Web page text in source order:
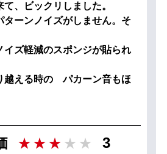
、ビックリしました。
ーンノイズがしません。そ
イズ軽減のスポンジが貼られ
越える時の パカーン音もほ
3